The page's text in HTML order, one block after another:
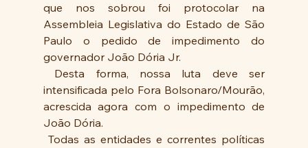
que nos sobrou foi protocolar na
Assembleia Legislativa do Estado de São
Paulo o pedido de impedimento do
governador João Dória Jr.
intensificada pelo Fora Bolsonaro/Mourão,
acrescida agora com o impedimento de
João Dória.